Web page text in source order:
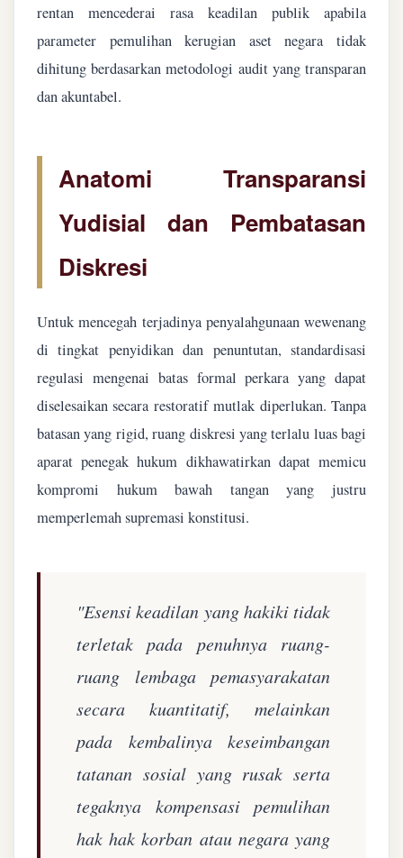
rentan mencederai rasa keadilan publik apabila
parameter pemulihan kerugian aset negara tidak
dihitung berdasarkan metodologi audit yang transparan
dan akuntabel.
Anatomi Transparansi
Yudisial dan Pembatasan
Diskresi
Untuk mencegah terjadinya penyalahgunaan wewenang
di tingkat penyidikan dan penuntutan, standardisasi
regulasi mengenai batas formal perkara yang dapat
diselesaikan secara restoratif mutlak diperlukan. Tanpa
batasan yang rigid, ruang diskresi yang terlalu luas bagi
aparat penegak hukum dikhawatirkan dapat memicu
kompromi hukum bawah tangan yang justru
memperlemah supremasi konstitusi.
"Esensi keadilan yang hakiki tidak
terletak pada penuhnya ruang-
ruang lembaga pemasyarakatan
secara kuantitatif, melainkan
pada kembalinya keseimbangan
tatanan sosial yang rusak serta
tegaknya kompensasi pemulihan
hak hak korban atau negara yang